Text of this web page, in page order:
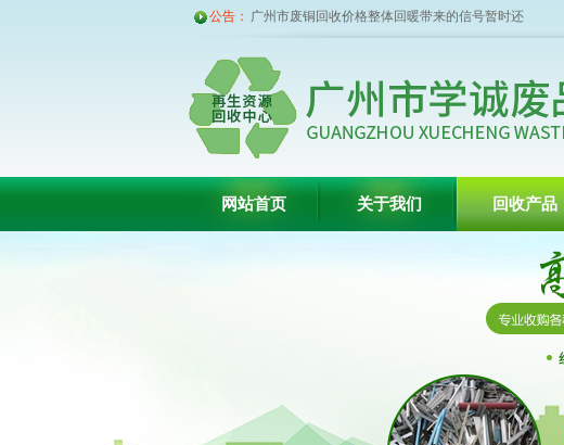
公告： 广州废铁回收价格不及废纸,比白菜价都不如
广州废品回收公司受环保风暴以及去产能的影响
巨大
怎样开好一家广州废品回收公司？
广州市废铜回收价格整体回暖带来的信号暂时还
不明...
网站首页 关于我们 回收产品